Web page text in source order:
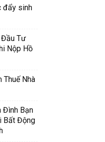
đẩy sinh
Đầu Tư
Nộp Hồ
Nhà
Đình Bạn
Bất Động